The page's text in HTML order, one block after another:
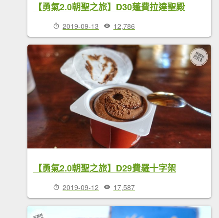
【勇氣2.0朝聖之旅】D30蓬費拉達聖殿
2019-09-13 12,786
【勇氣2.0朝聖之旅】D29費羅十字架
2019-09-12 17,587